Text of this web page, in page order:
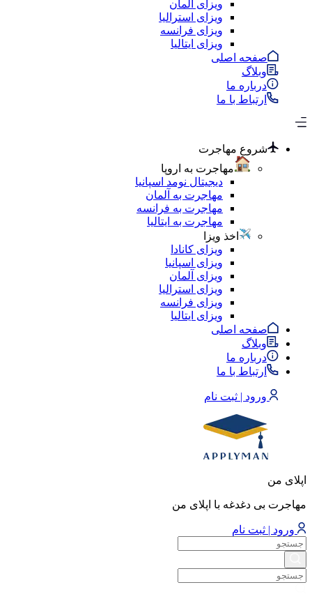
ویزای آلمان
ویزای استرالیا
ویزای فرانسه
ویزای ایتالیا
صفحه اصلی
وبلاگ
درباره ما
ارتباط با ما
شروع مهاجرت
مهاجرت به اروپا
دیجیتال نومد اسپانیا
مهاجرت به آلمان
مهاجرت به فرانسه
مهاجرت به ایتالیا
اخذ ویزا
ویزای کانادا
ویزای اسپانیا
ویزای آلمان
ویزای استرالیا
ویزای فرانسه
ویزای ایتالیا
صفحه اصلی
وبلاگ
درباره ما
ارتباط با ما
ورود | ثبت نام
اپلای من
مهاجرت بی دغدغه با اپلای من
ورود | ثبت نام